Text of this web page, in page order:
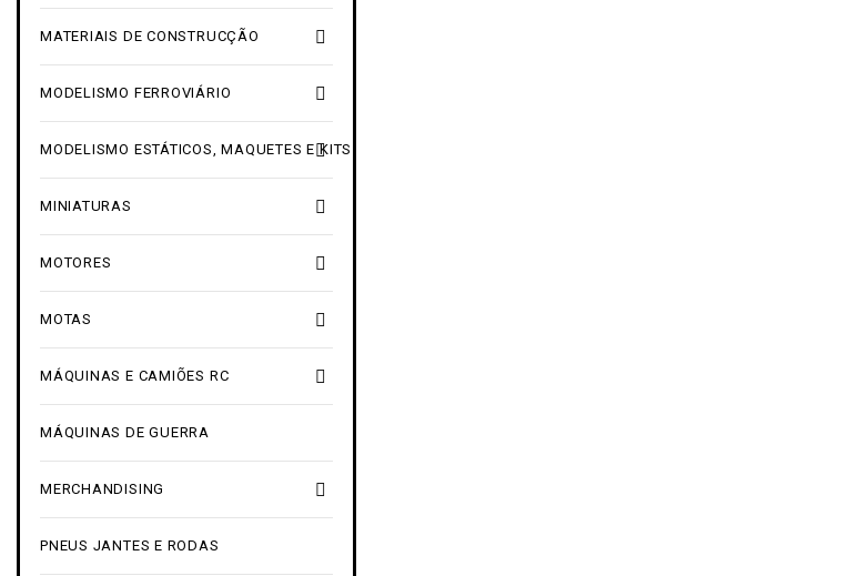

MATERIAIS DE CONSTRUCÇÃO

MODELISMO FERROVIÁRIO

MODELISMO ESTÁTICOS, MAQUETES E KITS

MINIATURAS

MOTORES

MOTAS

MÁQUINAS E CAMIÕES RC
MÁQUINAS DE GUERRA

MERCHANDISING
PNEUS JANTES E RODAS